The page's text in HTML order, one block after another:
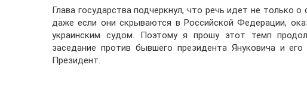
Глава государства подчеркнул, что речь идет не только
даже если они скрываются в Российской Федерации,
украинским судом. Поэтому я прошу этот темп
заседание против бывшего президента Януковича и
Президент.